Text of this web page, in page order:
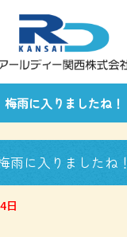
梅雨に入りましたね！
雨に入りましたね！
日